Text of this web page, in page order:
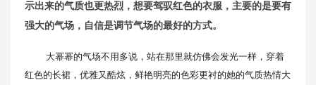
示出来的气质也更热烈，想要驾驭红色的衣服，主要的是要有
强大的气场，自信是调节气场的最好的方式。
大幂幂的气场不用多说，站在那里就仿佛会发光一样，穿着
红色的长裙，优雅又酷炫，鲜艳明亮的色彩更衬的她的气质热情大